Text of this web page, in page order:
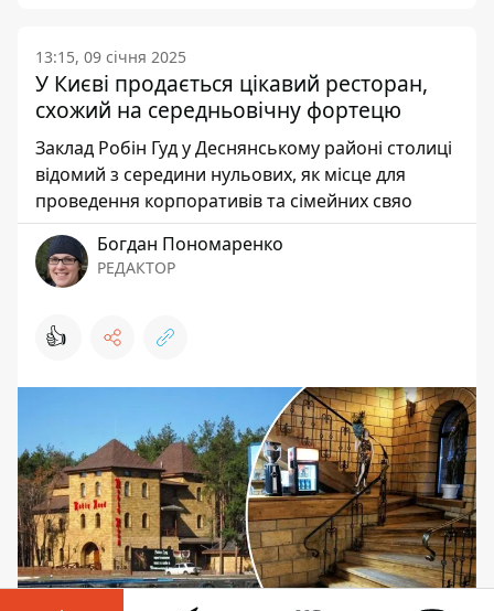
13:15, 09 січня 2025
У Києві продається цікавий ресторан,
схожий на середньовічну фортецю
Заклад Робін Гуд у Деснянському районі столиці
відомий з середини нульових, як місце для
проведення корпоративів та сімейних свяо
Богдан Пономаренко
РЕДАКТОР
👍